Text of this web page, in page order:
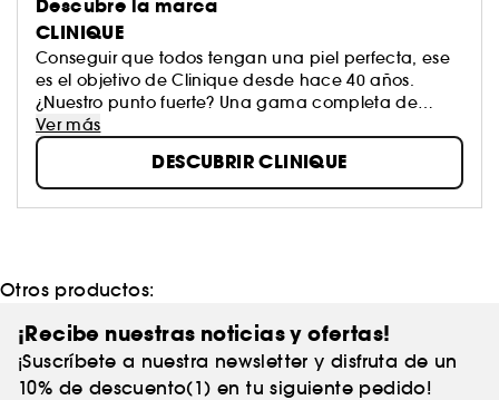
Descubre la marca
CLINIQUE
Conseguir que todos tengan una piel perfecta, ese
es el objetivo de Clinique desde hace 40 años.
¿Nuestro punto fuerte? Una gama completa de
productos de belleza (tratamiento, maquillaje y
perfumes para hombres y mujeres) creada por
dermatólogos sin perfumes y testada en pruebas de
alergia, con un punto de partida común: el
Programme Beauté Basic 3 Temps (sistema de 3
Ver más
DESCUBRIR CLINIQUE
Otros productos:
¡Recibe nuestras noticias y ofertas!
¡Suscríbete a nuestra newsletter y disfruta de un
10% de descuento(1) en tu siguiente pedido!